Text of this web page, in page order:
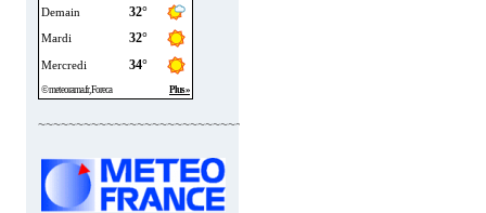
~~~~~~~~~~~~~~~~~~~~~~~~~~~~